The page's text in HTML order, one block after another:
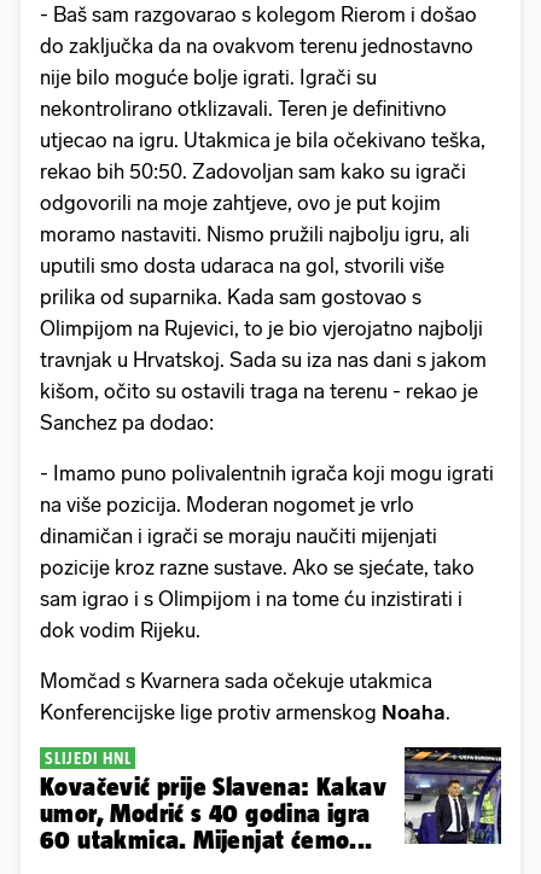
- Baš sam razgovarao s kolegom Rierom i došao
do zaključka da na ovakvom terenu jednostavno
nije bilo moguće bolje igrati. Igrači su
nekontrolirano otklizavali. Teren je definitivno
utjecao na igru. Utakmica je bila očekivano teška,
rekao bih 50:50. Zadovoljan sam kako su igrači
odgovorili na moje zahtjeve, ovo je put kojim
moramo nastaviti. Nismo pružili najbolju igru, ali
uputili smo dosta udaraca na gol, stvorili više
prilika od suparnika. Kada sam gostovao s
Olimpijom na Rujevici, to je bio vjerojatno najbolji
travnjak u Hrvatskoj. Sada su iza nas dani s jakom
kišom, očito su ostavili traga na terenu - rekao je
Sanchez pa dodao:
- Imamo puno polivalentnih igrača koji mogu igrati
na više pozicija. Moderan nogomet je vrlo
dinamičan i igrači se moraju naučiti mijenjati
pozicije kroz razne sustave. Ako se sjećate, tako
sam igrao i s Olimpijom i na tome ću inzistirati i
dok vodim Rijeku.
Momčad s Kvarnera sada očekuje utakmica
Konferencijske lige protiv armenskog Noaha.
SLIJEDI HNL
Kovačević prije Slavena: Kakav
umor, Modrić s 40 godina igra
60 utakmica. Mijenjat ćemo...